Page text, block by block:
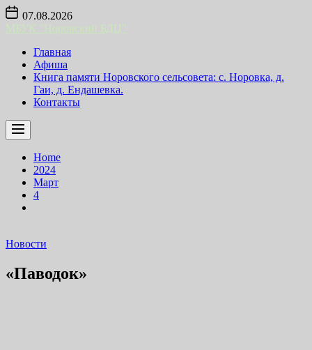
Skip
content
07.08.2026
Главная
Афиша
Книга памяти Норовского сельсовета: с. Норовка, д.
Гаи, д. Ендашевка.
Контакты
Home
2024
Март
4
Новости
«Паводок»